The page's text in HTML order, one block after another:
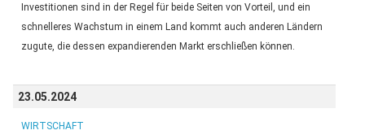
Investitionen sind in der Regel für beide Seiten von Vorteil, und ein
schnelleres Wachstum in einem Land kommt auch anderen Ländern
zugute, die dessen expandierenden Markt erschließen können.
23.05.2024
WIRTSCHAFT